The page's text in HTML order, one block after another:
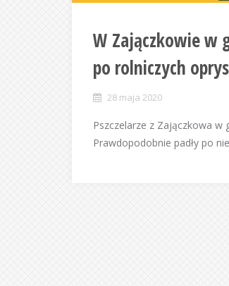
W Zajączkowie w
po rolniczych
28 maja 2020
Pszczelarze z Zajączkowa w
Prawdopodobnie padły po